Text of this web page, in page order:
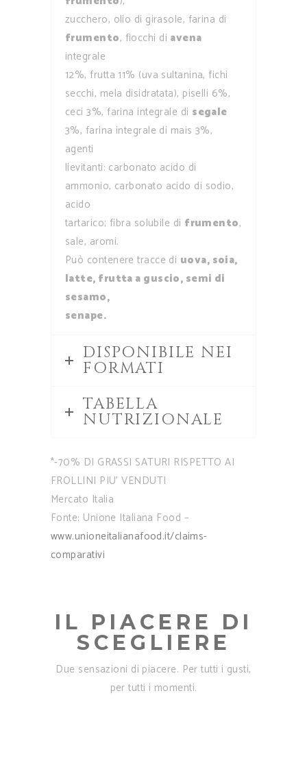
zucchero, olio di girasole, farina di
frumento, fiocchi di avena
integrale
12%, frutta 11% (uva sultanina, fichi
secchi, mela disidratata), piselli 6%,
ceci 3%, farina integrale di segale
3%, farina integrale di mais 3%,
agenti
lievitanti: carbonato acido di
ammonio, carbonato acido di sodio,
acido
tartarico; fibra solubile di frumento,
sale, aromi.
Può contenere tracce di uova, soia,
latte, frutta a guscio, semi di
sesamo,
senape.
DISPONIBILE NEI
FORMATI
TABELLA
NUTRIZIONALE
*-70% DI GRASSI SATURI RISPETTO AI
FROLLINI PIU’ VENDUTI
Mercato Italia
Fonte: Unione Italiana Food –
www.unioneitalianafood.it/claims-
comparativi
IL PIACERE DI
SCEGLIERE
Due sensazioni di piacere. Per tutti i gusti,
per tutti i momenti.